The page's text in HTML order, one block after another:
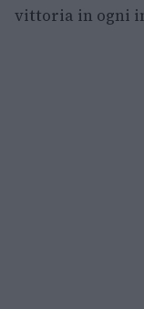
vittoria in ogni